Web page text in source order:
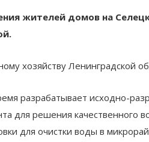
жителей домов на
хозяйству Ленинградской
разрабатывает исходно-
для решения качественного
для очистки воды в